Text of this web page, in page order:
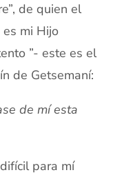
de quien el
es mi Hijo
”- este es el
de Getsemaní:
de mí esta
para mí